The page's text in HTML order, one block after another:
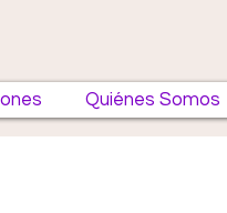
Quiénes Somos